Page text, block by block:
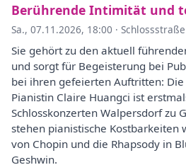
Berührende Intimität und
Sa., 07.11.2026, 18:00 ·
Sie gehört zu den aktuell
und sorgt für Begeisterung bei
bei ihren gefeierten Auftritten: Die
Pianistin Claire Huangci ist
Schlosskonzerten Walpersdorf zu
stehen pianistische Kostbarkeiten
von Chopin und die Rhapsody in
Geshwin.